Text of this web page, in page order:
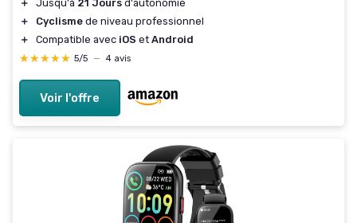
＋
Jusqu'à 21 Jours d'autonomie
＋
Cyclisme de niveau professionnel
＋
Compatible avec iOS et Android
★★★★★
★★★★★ 5/5 — 4 avis
Voir l'offre